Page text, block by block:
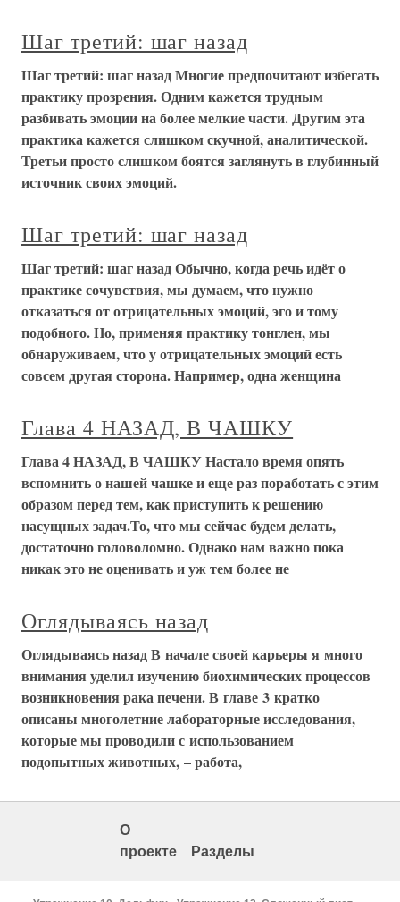
Шаг третий: шаг назад
Шаг третий: шаг назад Многие предпочитают избегать
практику прозрения. Одним кажется трудным
разбивать эмоции на более мелкие части. Другим эта
практика кажется слишком скучной, аналитической.
Третьи просто слишком боятся заглянуть в глубинный
источник своих эмоций.
Шаг третий: шаг назад
Шаг третий: шаг назад Обычно, когда речь идёт о
практике сочувствия, мы думаем, что нужно
отказаться от отрицательных эмоций, эго и тому
подобного. Но, применяя практику тонглен, мы
обнаруживаем, что у отрицательных эмоций есть
совсем другая сторона. Например, одна женщина
Глава 4 НАЗАД, В ЧАШКУ
Глава 4 НАЗАД, В ЧАШКУ Настало время опять
вспомнить о нашей чашке и еще раз поработать с этим
образом перед тем, как приступить к решению
насущных задач.То, что мы сейчас будем делать,
достаточно головоломно. Однако нам важно пока
никак это не оценивать и уж тем более не
Оглядываясь назад
Оглядываясь назад В начале своей карьеры я много
внимания уделил изучению биохимических процессов
возникновения рака печени. В главе 3 кратко
описаны многолетние лабораторные исследования,
которые мы проводили с использованием
подопытных животных, – работа,
О
проекте
Разделы